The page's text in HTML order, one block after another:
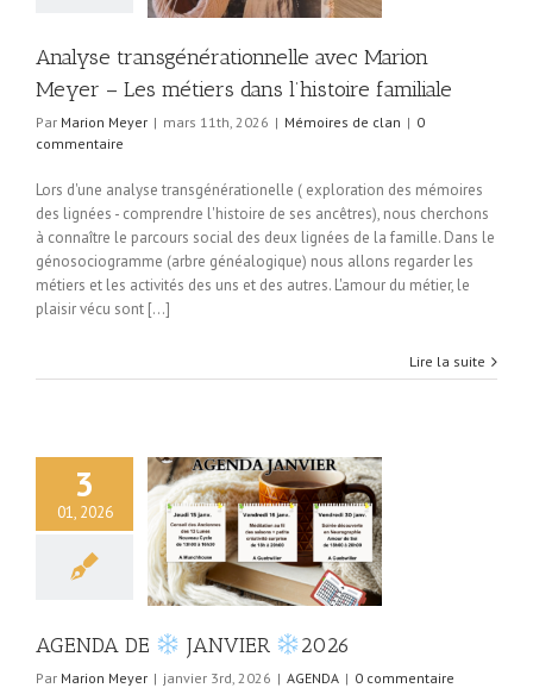
Analyse transgénérationnelle avec Marion
Meyer – Les métiers dans l’histoire familiale
Par Marion Meyer | mars 11th, 2026 | Mémoires de clan | 0
commentaire
Lors d'une analyse transgénérationelle ( exploration des mémoires
des lignées - comprendre l'histoire de ses ancêtres), nous cherchons
à connaître le parcours social des deux lignées de la famille. Dans le
génosociogramme (arbre généalogique) nous allons regarder les
métiers et les activités des uns et des autres. L'amour du métier, le
plaisir vécu sont [...]
Lire la suite
3
01, 2026
JANVIER
AGENDA DE JANVIER 2026
Par Marion Meyer | janvier 3rd, 2026 | AGENDA | 0 commentaire